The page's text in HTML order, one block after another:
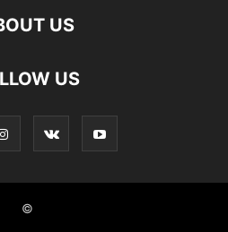
US
US
©